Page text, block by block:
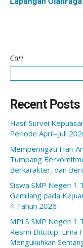
Cari
Recent Posts
Hasil Survei
Periode April–Juli
Memperingati Hari
Tumpang
Berkarakter, dan
Siswa SMP Negeri 1
Gemilang pada
4 Tahun 2026
MPLS SMP Negeri 1
Resmi Ditutup: Lima
Mengukuhkan